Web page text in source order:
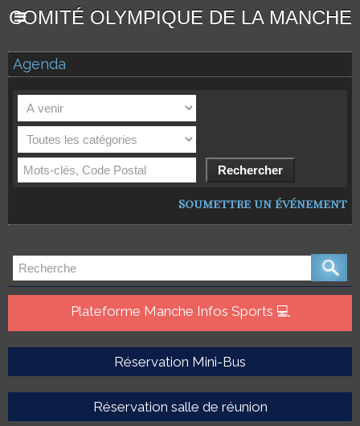
COMITÉ OLYMPIQUE DE LA MANCHE
Agenda
Soumettre un événement
Plateforme Manche Infos Sports 💻
Réservation Mini-Bus
Réservation salle de réunion